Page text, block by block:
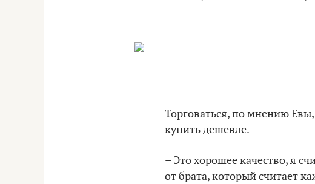
Торговаться, по мнению
купить дешевле.
– Это хорошее качество, я
от брата, который считает